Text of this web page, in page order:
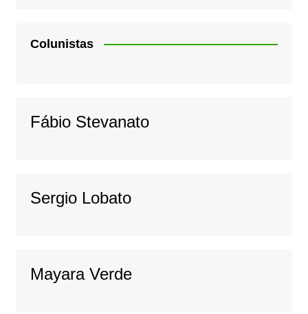
Colunistas
Fábio Stevanato
Sergio Lobato
Mayara Verde